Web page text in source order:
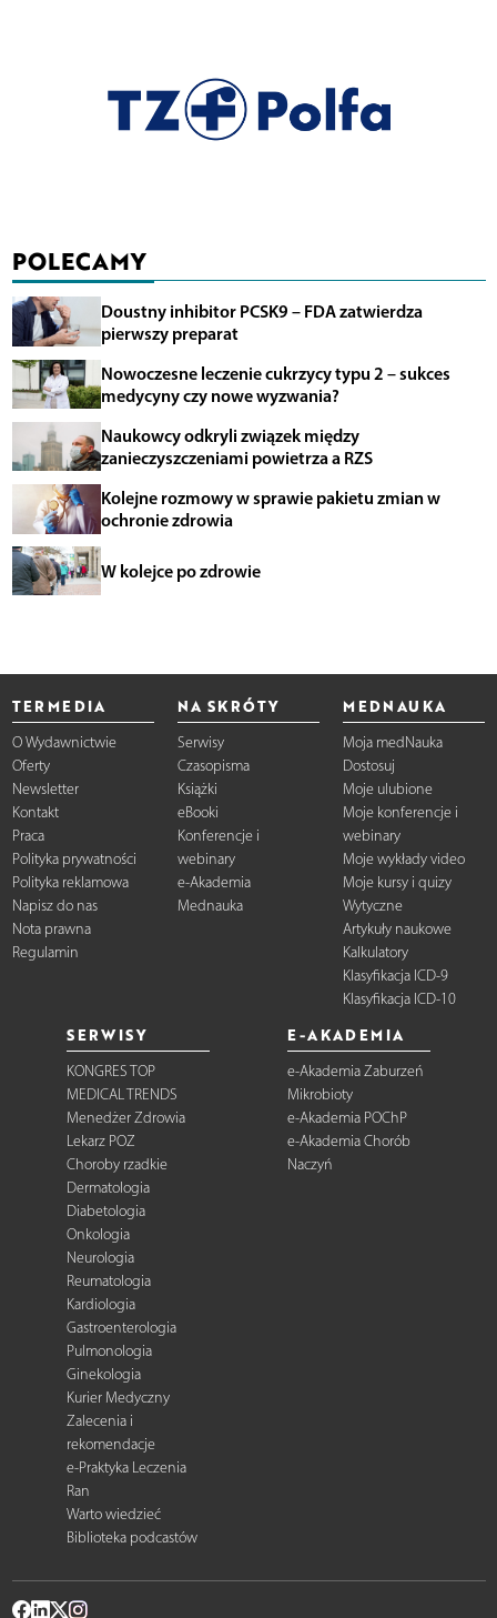
POLECAMY
Doustny inhibitor PCSK9 – FDA zatwierdza
pierwszy preparat
Nowoczesne leczenie cukrzycy typu 2 – sukces
medycyny czy nowe wyzwania?
Naukowcy odkryli związek między
zanieczyszczeniami powietrza a RZS
Kolejne rozmowy w sprawie pakietu zmian w
ochronie zdrowia
W kolejce po zdrowie
TERMEDIA
O Wydawnictwie
Oferty
Newsletter
Kontakt
Praca
Polityka prywatności
Polityka reklamowa
Napisz do nas
Nota prawna
Regulamin
NA SKRÓTY
Serwisy
Czasopisma
Książki
eBooki
Konferencje i
webinary
e-Akademia
Mednauka
MEDNAUKA
Moja medNauka
Dostosuj
Moje ulubione
Moje konferencje i
webinary
Moje wykłady video
Moje kursy i quizy
Wytyczne
Artykuły naukowe
Kalkulatory
Klasyfikacja ICD-9
Klasyfikacja ICD-10
SERWISY
KONGRES TOP
MEDICAL TRENDS
Menedżer Zdrowia
Lekarz POZ
Choroby rzadkie
Dermatologia
Diabetologia
Onkologia
Neurologia
Reumatologia
Kardiologia
Gastroenterologia
Pulmonologia
Ginekologia
Kurier Medyczny
Zalecenia i
rekomendacje
e-Praktyka Leczenia
Ran
Warto wiedzieć
Biblioteka podcastów
E-AKADEMIA
e-Akademia Zaburzeń
Mikrobioty
e-Akademia POChP
e-Akademia Chorób
Naczyń